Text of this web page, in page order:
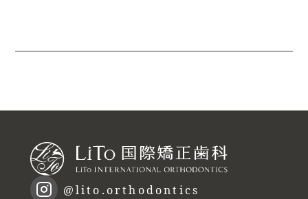
@lito.orthodontics